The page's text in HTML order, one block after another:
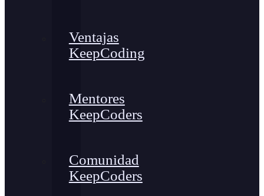
Ventajas
KeepCoding
Mentores
KeepCoders
Comunidad
KeepCoders